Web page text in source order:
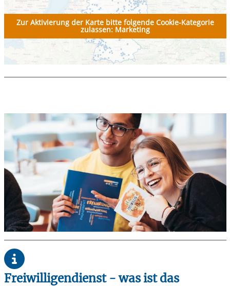
Zur Aktivierung der Karte bitte folgende Cookie-Kategorie
zulassen: Marketing
Freiwilligendienst - was ist das